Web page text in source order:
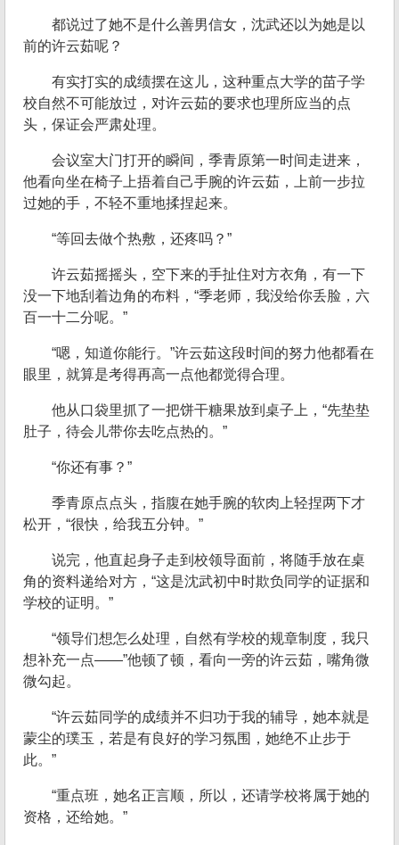
都说过了她不是什么善男信女，沈武还以为她是以
前的许云茹呢？
有实打实的成绩摆在这儿，这种重点大学的苗子学
校自然不可能放过，对许云茹的要求也理所应当的点
头，保证会严肃处理。
会议室大门打开的瞬间，季青原第一时间走进来，
他看向坐在椅子上捂着自己手腕的许云茹，上前一步拉
过她的手，不轻不重地揉捏起来。
“等回去做个热敷，还疼吗？”
许云茹摇摇头，空下来的手扯住对方衣角，有一下
没一下地刮着边角的布料，“季老师，我没给你丢脸，六
百一十二分呢。”
“嗯，知道你能行。”许云茹这段时间的努力他都看在
眼里，就算是考得再高一点他都觉得合理。
他从口袋里抓了一把饼干糖果放到桌子上，“先垫垫
肚子，待会儿带你去吃点热的。”
“你还有事？”
季青原点点头，指腹在她手腕的软肉上轻捏两下才
松开，“很快，给我五分钟。”
说完，他直起身子走到校领导面前，将随手放在桌
角的资料递给对方，“这是沈武初中时欺负同学的证据和
学校的证明。”
“领导们想怎么处理，自然有学校的规章制度，我只
想补充一点——”他顿了顿，看向一旁的许云茹，嘴角微
微勾起。
“许云茹同学的成绩并不归功于我的辅导，她本就是
蒙尘的璞玉，若是有良好的学习氛围，她绝不止步于
此。”
“重点班，她名正言顺，所以，还请学校将属于她的
资格，还给她。”